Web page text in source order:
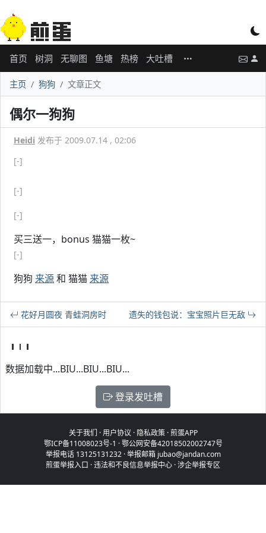
首页 树洞 无聊图 鱼塘 热榜 大吐槽
主页 狗狗 文章正文
偶尔一狗狗
Heidi 发布于 2009.07.14 , 02:06
[-]
[-]
[-]
买三送一，bonus 猫猫一枚~
[-]
狗狗 来源和 猫猫 来源
花好月圆夜 青蛙洞房时 遗失的钱包说：宝宝照片巨无敌
数据加载中...BIU...BIU...BIU...
登录发吐槽
关于我们 ·用户协议 · 隐私政策·煎蛋APP
鄂ICP备11008023号-1 ·鄂公网安备42018502002747号
举报电话 13125131232 · 举报邮箱 jubao@jandan.com
煎蛋举报入口 ·违法和不良信息举报中心 ·涉企举报专区